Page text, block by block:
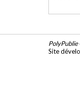
PolyPublie
Site